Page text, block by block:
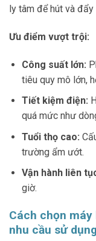
ly tâm để hút và
Ưu điểm vượt trội:
Công suất lớn:
tiêu quy mô lớn,
Tiết kiệm điện:
quá mức như
Tuổi thọ cao:
trường ẩm ướt.
Vận hành liên
giờ.
Cách chọn
nhu cầu sử dụng